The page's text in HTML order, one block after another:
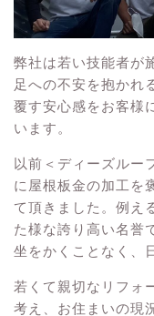
弊社は若い技能者が
足への不安を抱かれ
覆す安心感をお客様
います。
以前＜ディーズルー
に屋根板金の加工を
て頂きました。例え
た様な誇り高い名誉
坐をかくことなく、
若くて親切なリフォ
考え、お住まいの現